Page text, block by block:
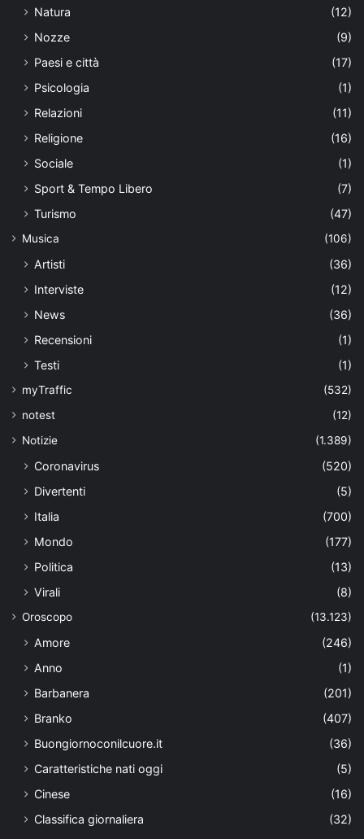
Natura
(12)
Nozze
(9)
Paesi e città
(17)
Psicologia
(1)
Relazioni
(11)
Religione
(16)
Sociale
(1)
Sport & Tempo Libero
(7)
Turismo
(47)
Musica (106)
Artisti
(36)
Interviste
(12)
News
(36)
Recensioni
(1)
Testi
(1)
myTraffic
(532)
notest
(12)
Notizie
(1.389)
Coronavirus
(520)
Divertenti
(5)
Italia
(700)
Mondo
(177)
Politica
(13)
Virali
(8)
Oroscopo (13.123)
Amore
(246)
Anno
(1)
Barbanera
(201)
Branko
(407)
Buongiornoconilcuore.it
(36)
Caratteristiche nati oggi
(5)
Cinese
(16)
Classifica giornaliera
(32)